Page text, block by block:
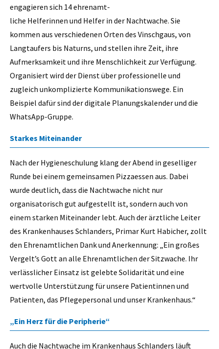
engagieren sich 14 ehrenamt-
liche Helferinnen und Helfer in der Nachtwache. Sie
kommen aus verschiedenen Orten des Vinschgaus, von
Langtaufers bis Naturns, und stellen ihre Zeit, ihre
Aufmerksamkeit und ihre Menschlichkeit zur Verfügung.
Organisiert wird der Dienst über professionelle und
zugleich unkomplizierte Kommunikationswege. Ein
Beispiel dafür sind der digitale Planungskalender und die
WhatsApp-Gruppe.
Starkes Miteinander
Nach der Hygieneschulung klang der Abend in geselliger
Runde bei einem gemeinsamen Pizzaessen aus. Dabei
wurde deutlich, dass die Nachtwache nicht nur
organisatorisch gut aufgestellt ist, sondern auch von
einem starken Miteinander lebt. Auch der ärztliche Leiter
des Krankenhauses Schlanders, Primar Kurt Habicher, zollt
den Ehrenamtlichen Dank und Anerkennung: „Ein großes
Vergelt’s Gott an alle Ehrenamtlichen der Sitzwache. Ihr
verlässlicher Einsatz ist gelebte Solidarität und eine
wertvolle Unterstützung für unsere Patientinnen und
Patienten, das Pflegepersonal und unser Krankenhaus.“
„Ein Herz für die Peripherie“
Auch die Nachtwache im Krankenhaus Schlanders läuft